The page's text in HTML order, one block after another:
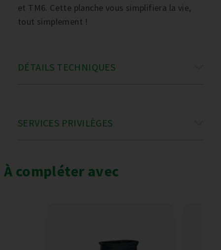
et TM6. Cette planche vous simplifiera la vie,
tout simplement !
DÉTAILS TECHNIQUES
SERVICES PRIVILÈGES
À compléter avec